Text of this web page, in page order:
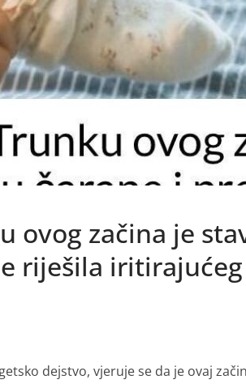
ovog začina je
riješila
dejstvo, vjeruje se da je ovaj